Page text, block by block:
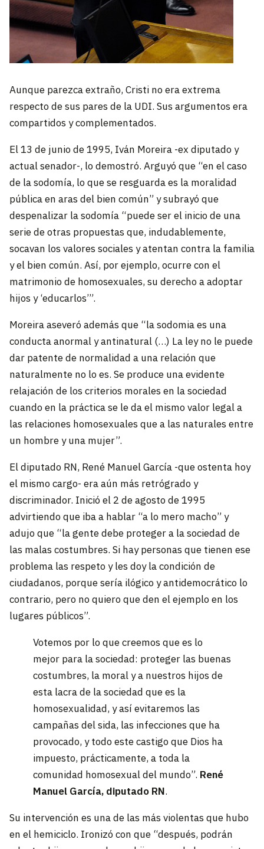
Aunque parezca extraño, Cristi no era extrema
respecto de sus pares de la UDI. Sus argumentos era
compartidos y complementados.
El 13 de junio de 1995, Iván Moreira -ex diputado y
actual senador-, lo demostró. Arguyó que “en el caso
de la sodomía, lo que se resguarda es la moralidad
pública en aras del bien común” y subrayó que
despenalizar la sodomía “puede ser el inicio de una
serie de otras propuestas que, indudablemente,
socavan los valores sociales y atentan contra la familia
y el bien común. Así, por ejemplo, ocurre con el
matrimonio de homosexuales, su derecho a adoptar
hijos y ‘educarlos’”.
Moreira aseveró además que “la sodomia es una
conducta anormal y antinatural (…) La ley no le puede
dar patente de normalidad a una relación que
naturalmente no lo es. Se produce una evidente
relajación de los criterios morales en la sociedad
cuando en la práctica se le da el mismo valor legal a
las relaciones homosexuales que a las naturales entre
un hombre y una mujer”.
El diputado RN, René Manuel García -que ostenta hoy
el mismo cargo- era aún más retrógrado y
discriminador. Inició el 2 de agosto de 1995
advirtiendo que iba a hablar “a lo mero macho” y
adujo que “la gente debe proteger a la sociedad de
las malas costumbres. Si hay personas que tienen ese
problema las respeto y les doy la condición de
ciudadanos, porque sería ilógico y antidemocrático lo
contrario, pero no quiero que den el ejemplo en los
lugares públicos”.
Votemos por lo que creemos que es lo
mejor para la sociedad: proteger las buenas
costumbres, la moral y a nuestros hijos de
esta lacra de la sociedad que es la
homosexualidad, y así evitaremos las
campañas del sida, las infecciones que ha
provocado, y todo este castigo que Dios ha
impuesto, prácticamente, a toda la
comunidad homosexual del mundo”. René
Manuel García, diputado RN.
Su intervención es una de las más violentas que hubo
en el hemiciclo. Ironizó con que “después, podrán